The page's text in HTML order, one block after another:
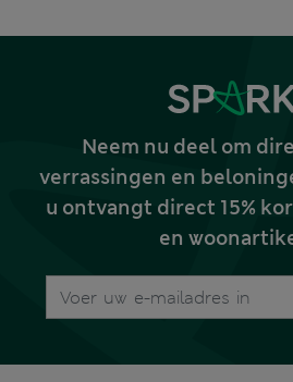
Neem nu deel om
verrassingen en
u ontvangt direct 15%
en